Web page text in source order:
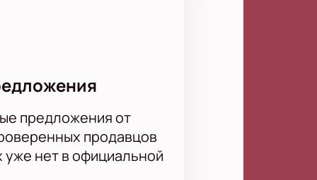
предложения от
продавцов
нет в официальной